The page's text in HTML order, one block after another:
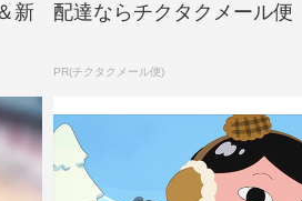
新
配達ならチクタクメール便
PR(チクタクメール便)